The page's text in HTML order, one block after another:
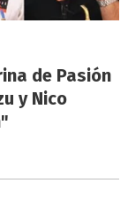
de Pasión
y Nico